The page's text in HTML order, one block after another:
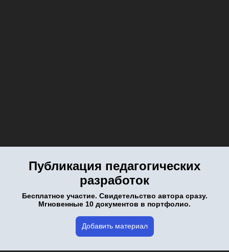
Публикация педагогических
разработок
Бесплатное участие. Свидетельство автора сразу.
Мгновенные 10 документов в портфолио.
Добавить материал